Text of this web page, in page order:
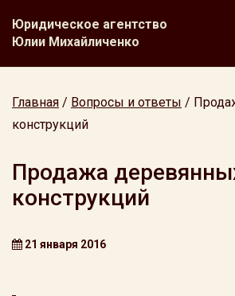
Юридическое агентство
Юлии Михайличенко
Главная / Вопросы и ответы /
конструкций
Продажа
конструкций
21 января 2016